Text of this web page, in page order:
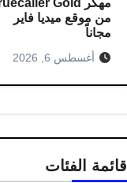
من موقع ميديا فاير
مجاناً
أغسطس 6, 2026
قائمة الفئات